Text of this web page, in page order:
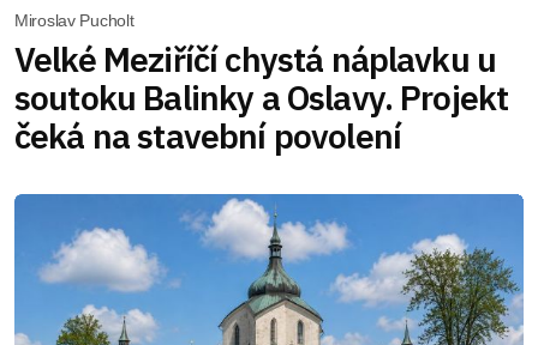
Miroslav Pucholt
Velké Meziříčí chystá náplavku u
soutoku Balinky a Oslavy. Projekt
čeká na stavební povolení